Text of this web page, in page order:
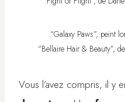
“Galaxy Paws”, peint
“Bellaire Hair & Beauty”,
Vous l’avez compris, il y